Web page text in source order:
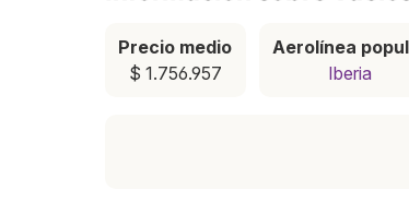
Precio medio
$ 1.756.957
Aerolínea
Iberia